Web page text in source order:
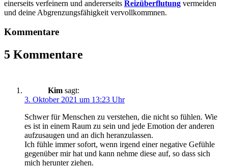
einerseits verfeinern und andererseits Reizüberflutung vermeiden
und deine Abgrenzungsfähigkeit vervollkommnen.
Kommentare
5 Kommentare
Kim sagt:
3. Oktober 2021 um 13:23 Uhr
Schwer für Menschen zu verstehen, die nicht so fühlen. Wie
es ist in einem Raum zu sein und jede Emotion der anderen
aufzusaugen und an dich heranzulassen.
Ich fühle immer sofort, wenn irgend einer negative Gefühle
gegenüber mir hat und kann nehme diese auf, so dass sich
mich herunter ziehen.